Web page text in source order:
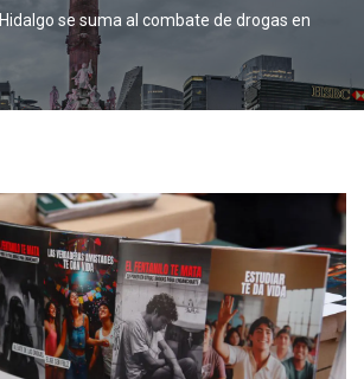
Hidalgo se suma al combate de drogas en